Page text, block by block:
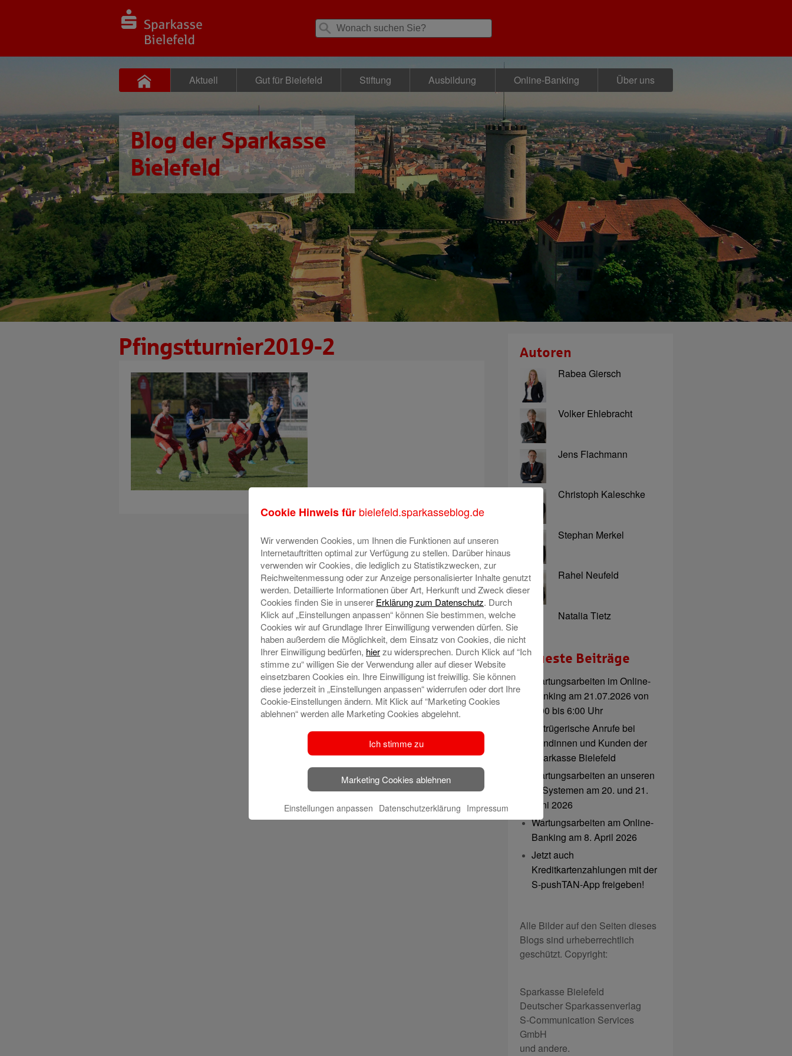
Aktuell Gut für Bielefeld Stiftung Ausbildung Online-Banking Über uns
Blog der Sparkasse
Bielefeld
Pfingstturnier2019-2 Autoren
Rabea Giersch
Volker Ehlebracht
Jens Flachmann
Christoph Kaleschke
Stephan Merkel
Rahel Neufeld
Natalia Tietz
Neueste Beiträge
Wartungsarbeiten im Online-
Banking am 21.07.2026 von
3:00 bis 6:00 Uhr
Betrügerische Anrufe bei
Kundinnen und Kunden der
Sparkasse Bielefeld
Wartungsarbeiten an unseren
IT-Systemen am 20. und 21.
Juni 2026
Wartungsarbeiten am Online-
Banking am 8. April 2026
Jetzt auch
Kreditkartenzahlungen mit der
S-pushTAN-App freigeben!
Alle Bilder auf den Seiten dieses
Blogs sind urheberrechtlich
geschützt. Copyright:
Sparkasse Bielefeld
Deutscher Sparkassenverlag
S-Communication Services
GmbH
und andere.
Cookie Hinweis für bielefeld.sparkasseblog.de
Wir verwenden Cookies, um Ihnen die Funktionen auf unseren
Internetauftritten optimal zur Verfügung zu stellen. Darüber hinaus
verwenden wir Cookies, die lediglich zu Statistikzwecken, zur
Reichweitenmessung oder zur Anzeige personalisierter Inhalte genutzt
werden. Detaillierte Informationen über Art, Herkunft und Zweck dieser
Cookies finden Sie in unserer Erklärung zum Datenschutz. Durch
Klick auf „Einstellungen anpassen“ können Sie bestimmen, welche
Cookies wir auf Grundlage Ihrer Einwilligung verwenden dürfen. Sie
haben außerdem die Möglichkeit, dem Einsatz von Cookies, die nicht
Ihrer Einwilligung bedürfen, hierzu widersprechen. Durch Klick auf “Ich
stimme zu“ willigen Sie der Verwendung aller auf dieser Website
einsetzbaren Cookies ein. Ihre Einwilligung ist freiwillig. Sie können
diese jederzeit in „Einstellungen anpassen“ widerrufen oder dort Ihre
Cookie-Einstellungen ändern. Mit Klick auf “Marketing Cookies
ablehnen“ werden alle Marketing Cookies abgelehnt.
Ich stimme zu
Marketing Cookies ablehnen
Einstellungen anpassen Datenschutzerklärung Impressum